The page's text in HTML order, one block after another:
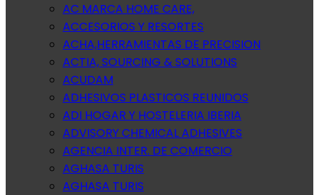
AC MARCA HOME CARE,
ACCESORIOS Y RESORTES
ACHA,HERRAMIENTAS DE PRECISION
ACTIA, SOURCING & SOLUTIONS
ACUDAM
ADHESIVOS PLASTICOS REUNIDOS
ADI HOGAR Y HOSTELERIA IBERIA
ADVISORY CHEMICAL ADHESIVES
AGENCIA INTER. DE COMERCIO
AGHASA TURIS
AGHASA TURIS